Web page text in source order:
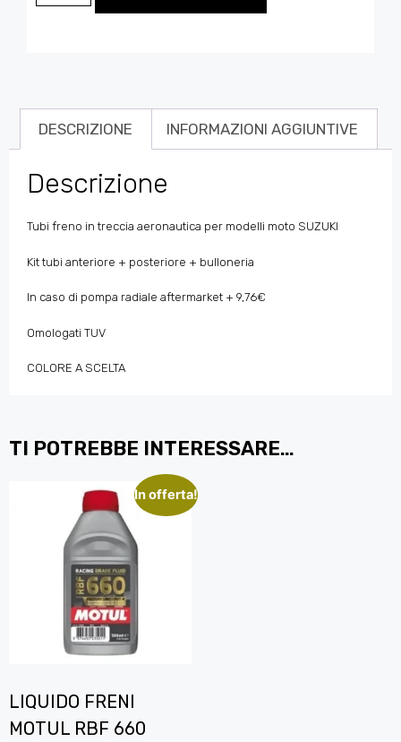
DESCRIZIONE INFORMAZIONI AGGIUNTIVE
Descrizione
Tubi freno in treccia aeronautica per modelli moto SUZUKI
Kit tubi anteriore + posteriore + bulloneria
In caso di pompa radiale aftermarket + 9,76€
Omologati TUV
COLORE A SCELTA
TI POTREBBE INTERESSARE…
In offerta!
LIQUIDO FRENI
MOTUL RBF 660